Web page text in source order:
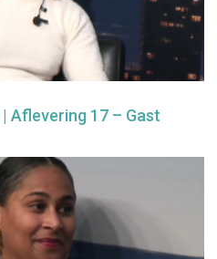
Aflevering 17 – Gast